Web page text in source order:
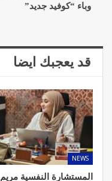
وباء “كوفيد جديد”
قد يعجبك ايضا
NEWS
المستشارة النفسية مريم